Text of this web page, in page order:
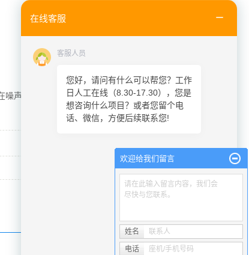
声污染方面也有规定：70分贝以上属于轻度污
在线客服
客服人员
您好，请问有什么可以帮您？工作
日人工在线（8.30-17.30），您是
想咨询什么项目？或者您留个电
话、微信，方便后续联系您!
欢迎给我们留言
请在此输入留言内容，我们会
尽快与您联系。
姓名 联系人
电话 座机/手机号码